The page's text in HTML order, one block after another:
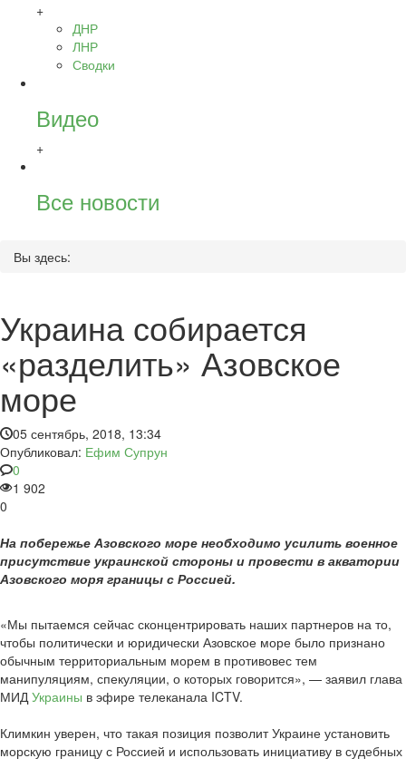
+
ДНР
ЛНР
Сводки
Видео
+
Все новости
Вы здесь:
Украина собирается
«разделить» Азовское
море
05 сентябрь, 2018, 13:34
Опубликовал: Ефим Супрун
0
1 902
0
На побережье Азовского море необходимо усилить военное
присутствие украинской стороны и провести в акватории
Азовского моря границы с Россией.
«Мы пытаемся сейчас сконцентрировать наших партнеров на то,
чтобы политически и юридически Азовское море было признано
обычным территориальным морем в противовес тем
манипуляциям, спекуляции, о которых говорится», — заявил глава
МИДУкраины в эфире телеканала ICTV.
Климкин уверен, что такая позиция позволит Украине установить
морскую границу с Россией и использовать инициативу в судебных